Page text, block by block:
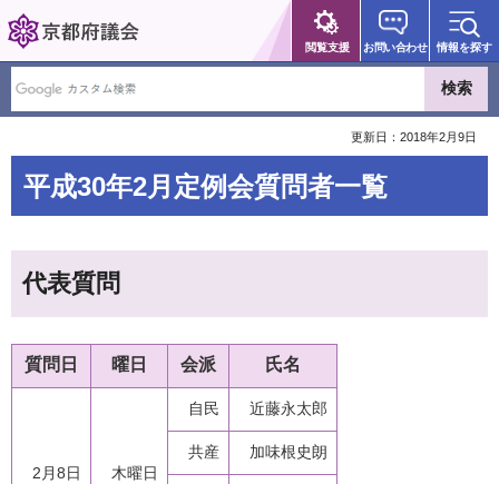
京都府議会
閲覧支援 お問い合わせ 情報を探す
更新日：2018年2月9日
平成30年2月定例会質問者一覧
代表質問
質問日 曜日 会派 氏名
2月8日 木曜日
自民 近藤永太郎
共産 加味根史朗